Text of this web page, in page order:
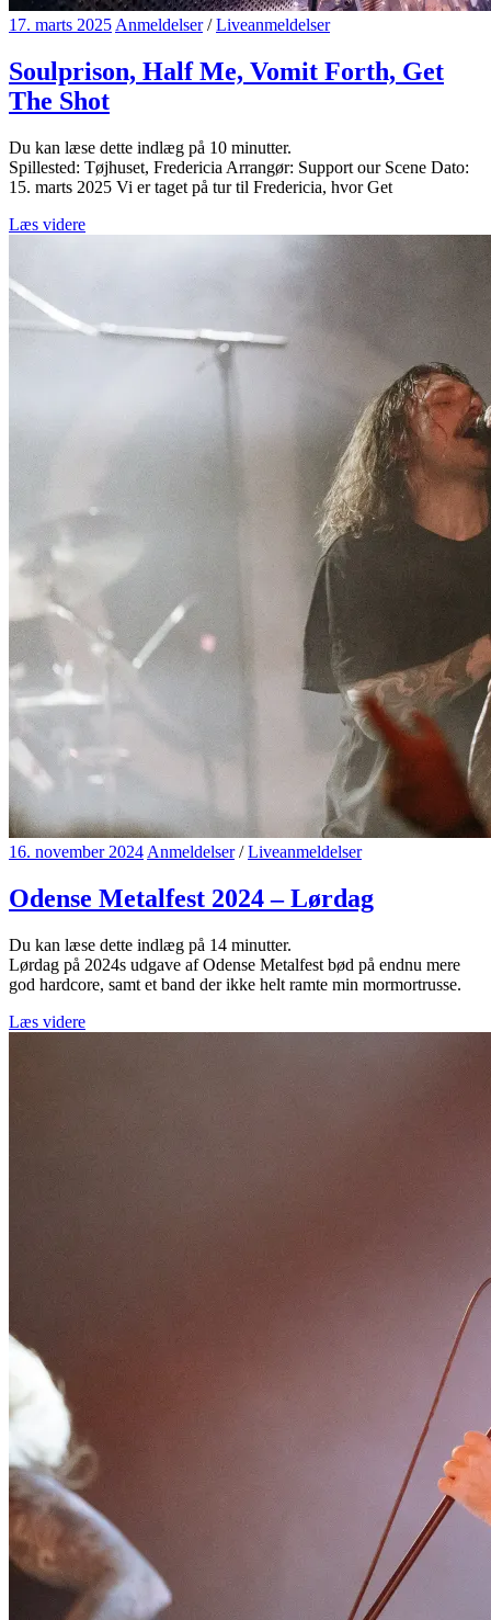
17. marts 2025 Anmeldelser/Liveanmeldelser
Soulprison, Half Me, Vomit Forth, Get
The Shot
Du kan læse dette indlæg på 10 minutter.
Spillested: Tøjhuset, Fredericia Arrangør: Support our Scene Dato:
15. marts 2025 Vi er taget på tur til Fredericia, hvor Get
Læs videre
16. november 2024 Anmeldelser/Liveanmeldelser
Odense Metalfest 2024 – Lørdag
Du kan læse dette indlæg på 14 minutter.
Lørdag på 2024s udgave af Odense Metalfest bød på endnu mere
god hardcore, samt et band der ikke helt ramte min mormortrusse.
Læs videre